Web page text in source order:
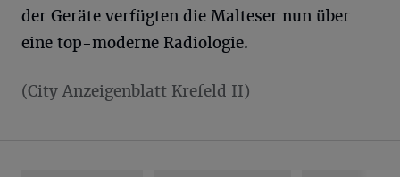
der Geräte verfügten die Malteser nun über
eine top-moderne Radiologie.
(City Anzeigenblatt Krefeld II)